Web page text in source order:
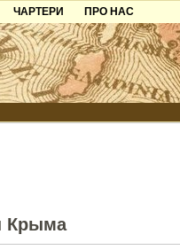
ЧАРТЕРИ
ПРО НАС
Контакти
Партнерам
Додати готель
Крыма